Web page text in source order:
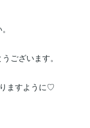
ございます。
ますように♡